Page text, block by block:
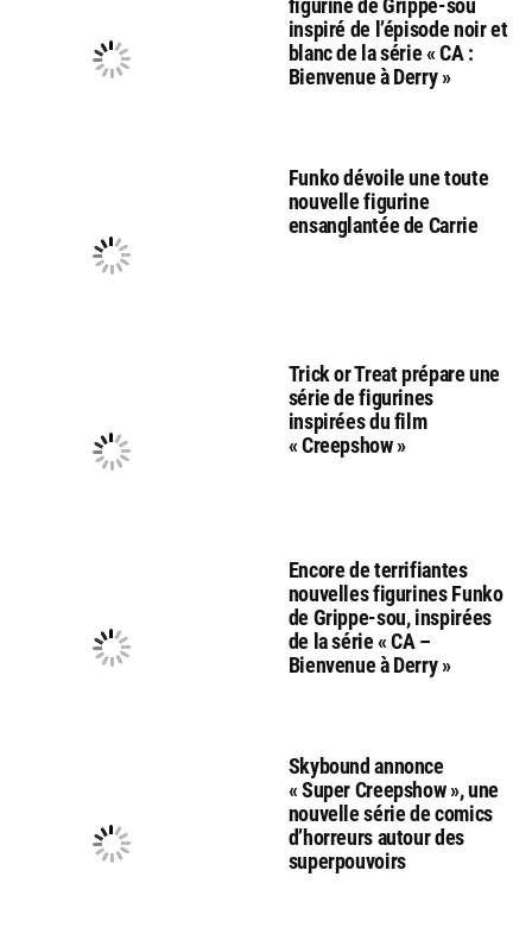
inspiré de l’épisode noir et
blanc de la série « CA :
Bienvenue à Derry »
Funko dévoile une toute
nouvelle figurine
ensanglantée de Carrie
Trick or Treat prépare une
série de figurines
inspirées du film
« Creepshow »
Encore de terrifiantes
nouvelles figurines Funko
de Grippe-sou, inspirées
de la série « CA –
Bienvenue à Derry »
Skybound annonce
« Super Creepshow », une
nouvelle série de comics
d’horreurs autour des
superpouvoirs